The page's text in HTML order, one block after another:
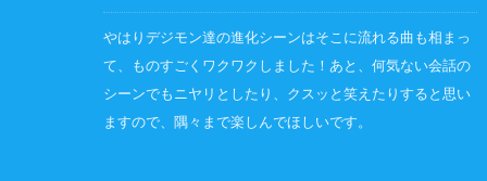
やはりデジモン達の進化シーンはそこに流れる曲も相まっ
て、ものすごくワクワクしました！あと、何気ない会話の
シーンでもニヤリとしたり、クスッと笑えたりすると思い
ますので、隅々まで楽しんでほしいです。